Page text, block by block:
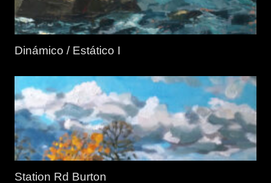
Dinámico / Estático I
Station Rd Burton